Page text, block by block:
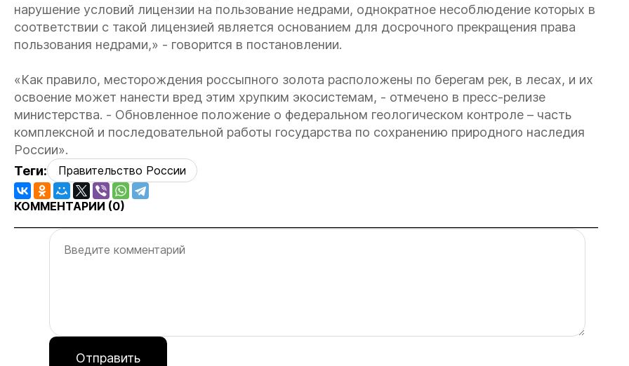
нарушение условий лицензии на пользование недрами, однократное несоблюдение которых в
соответствии с такой лицензией является основанием для досрочного прекращения права
пользования недрами,» - говорится в постановлении.
«Как правило, месторождения россыпного золота расположены по берегам рек, в лесах, и их
освоение может нанести вред этим хрупким экосистемам, - отмечено в пресс-релизе
министерства. - Обновленное положение о федеральном геологическом контроле – часть
комплексной и последовательной работы государства по сохранению природного наследия
России».
Теги:
Правительство России
КОММЕНТАРИИ (0)
Отправить